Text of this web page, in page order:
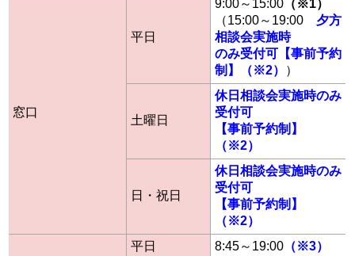
窓口
平日
9:00～15:00 （※1）
（15:00～19:00 夕方
相談会実施時
のみ受付可【事前予約
制】（※2）
）
土曜日
休日相談会実施時のみ
受付可
【事前予約制】
（※2）
日・祝日
休日相談会実施時のみ
受付可
【事前予約制】
（※2）
平日
8:45～19:00 （※3）